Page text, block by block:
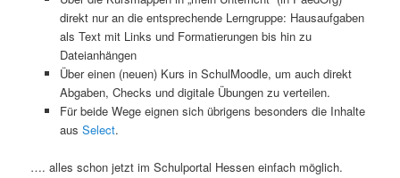
direkt nur an die entsprechende Lerngruppe: Hausaufgaben
als Text mit Links und Formatierungen bis hin zu
Dateianhängen
Über einen (neuen) Kurs in SchulMoodle, um auch direkt
Abgaben, Checks und digitale Übungen zu verteilen.
Für beide Wege eignen sich übrigens besonders die Inhalte
aus Select.
…. alles schon jetzt im Schulportal Hessen einfach möglich.